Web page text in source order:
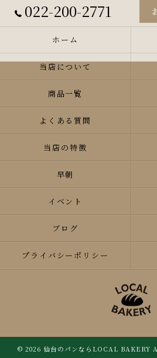
022-200-2771
ホーム
当店について
商品一覧
よくある質問
当店の特徴
早朝
イベント
ブログ
プライバシーポリシー
© 2026 仙台のパンならLOCAL BAKERY